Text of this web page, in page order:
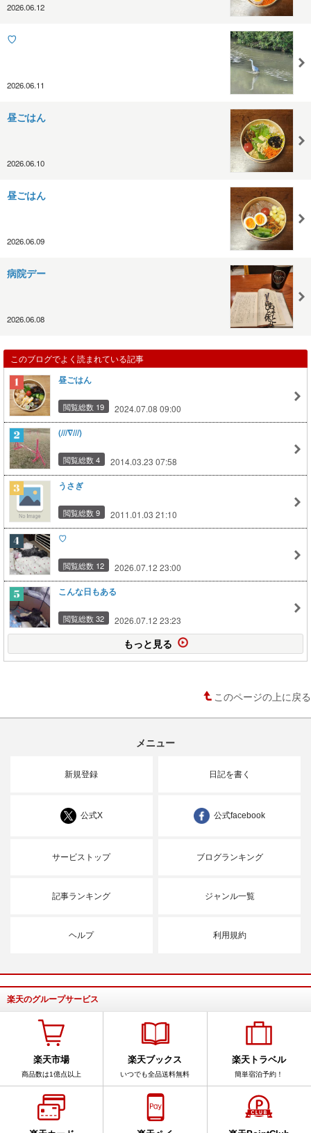
2026.06.12
♡
2026.06.11
昼ごはん
2026.06.10
昼ごはん
2026.06.09
病院デー
2026.06.08
このブログでよく読まれている記事
昼ごはん
閲覧総数 19 2024.07.08 09:00
(///∇///)
閲覧総数 4 2014.03.23 07:58
うさぎ
閲覧総数 9 2011.01.03 21:10
♡
閲覧総数 12 2026.07.12 23:00
こんな日もある
閲覧総数 32 2026.07.12 23:23
もっと見る
このページの上に戻る
メニュー
新規登録 日記を書く
公式X 公式facebook
サービストップ ブログランキング
記事ランキング ジャンル一覧
ヘルプ 利用規約
楽天のグループサービス
楽天市場
商品数は1億点以上
楽天ブックス
いつでも全品送料無料
楽天トラベル
簡単宿泊予約！